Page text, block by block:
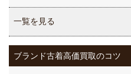
一覧を見る
ブランド古着高価買取のコツ